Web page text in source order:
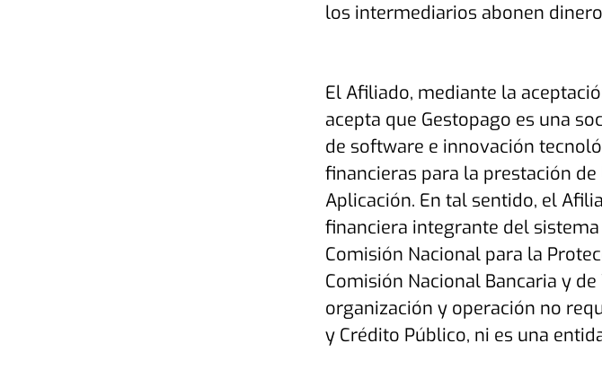
los intermediarios abonen
El Afiliado, mediante la
acepta que Gestopago es una
de software e innovación
financieras para la prestación
Aplicación. En tal sentido, el
financiera integrante del
Comisión Nacional para la
Comisión Nacional Bancaria y
organización y operación no
y Crédito Público, ni es una